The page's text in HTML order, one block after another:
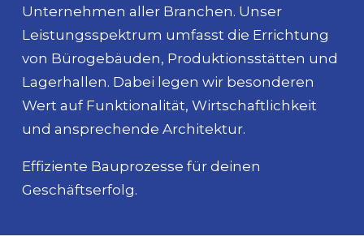
Unternehmen aller Branchen. Unser
Leistungsspektrum umfasst die Errichtung
von Bürogebäuden, Produktionsstätten und
Lagerhallen. Dabei legen wir besonderen
Wert auf Funktionalität, Wirtschaftlichkeit
und ansprechende Architektur.
Effiziente Bauprozesse für deinen
Geschäftserfolg.